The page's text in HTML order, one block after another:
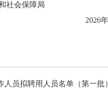
社会保障局
2026
人员拟聘用人员名单（第一批